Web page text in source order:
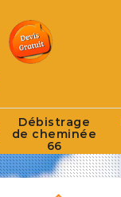
Débistrage
de cheminée
66